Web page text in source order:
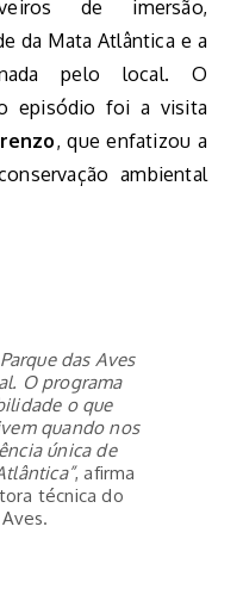
de imersão,
da Mata Atlântica e a
pelo local. O
episódio foi a visita
, que enfatizou a
ambiental
das Aves
O programa
o que
quando nos
única de
, afirma
técnica do